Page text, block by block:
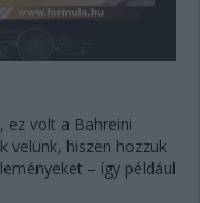
ez volt a Bahreini
velünk, hiszen hozzuk
– így például